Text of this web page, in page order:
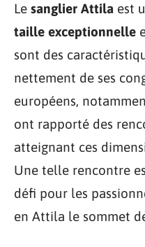
Le sanglier Attila est
taille exceptionnelle
sont des
nettement de ses
européens,
ont rapporté des
atteignant ces
Une telle rencontre
défi pour les
en Attila le sommet